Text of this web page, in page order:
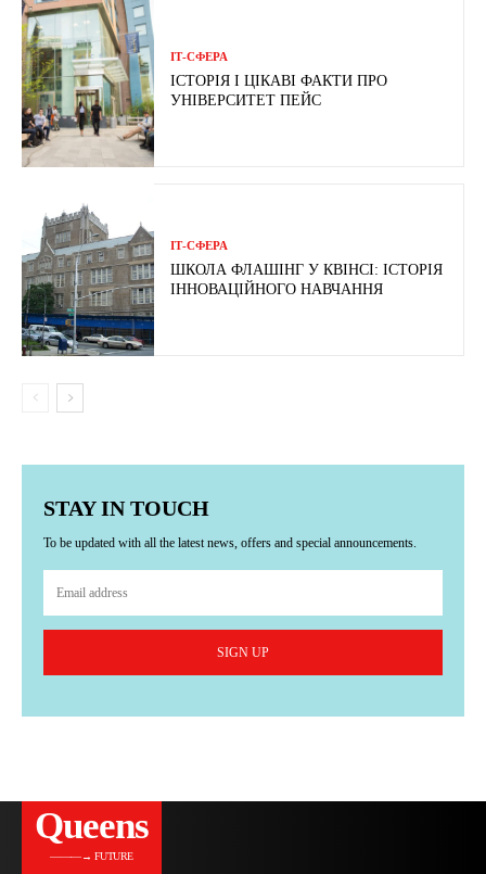
ІТ-СФЕРА
ІСТОРІЯ І ЦІКАВІ ФАКТИ ПРО
УНІВЕРСИТЕТ ПЕЙС
ІТ-СФЕРА
ШКОЛА ФЛАШІНГ У КВІНСІ: ІСТОРІЯ
ІННОВАЦІЙНОГО НАВЧАННЯ
STAY IN TOUCH
To be updated with all the latest news, offers and special announcements.
SIGN UP
Queens
———→ FUTURE